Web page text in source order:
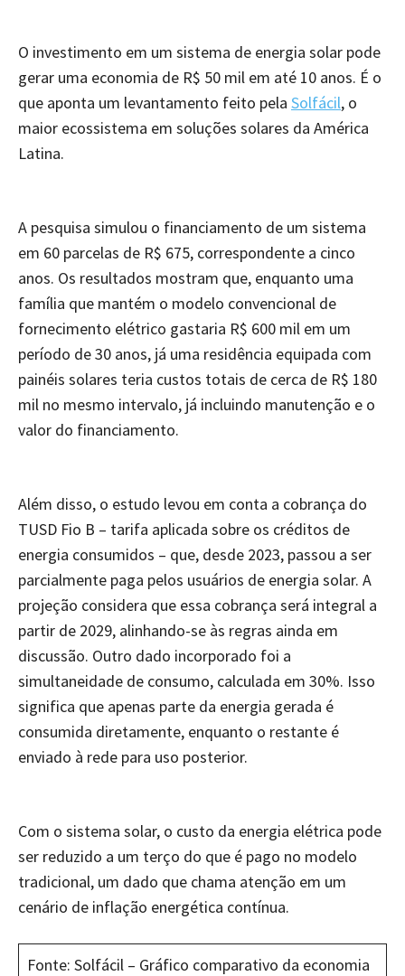
O investimento em um sistema de energia solar pode
gerar uma economia de R$ 50 mil em até 10 anos. É o
que aponta um levantamento feito pela Solfácil, o
maior ecossistema em soluções solares da América
Latina.
A pesquisa simulou o financiamento de um sistema
em 60 parcelas de R$ 675, correspondente a cinco
anos. Os resultados mostram que, enquanto uma
família que mantém o modelo convencional de
fornecimento elétrico gastaria R$ 600 mil em um
período de 30 anos, já uma residência equipada com
painéis solares teria custos totais de cerca de R$ 180
mil no mesmo intervalo, já incluindo manutenção e o
valor do financiamento.
Além disso, o estudo levou em conta a cobrança do
TUSD Fio B – tarifa aplicada sobre os créditos de
energia consumidos – que, desde 2023, passou a ser
parcialmente paga pelos usuários de energia solar. A
projeção considera que essa cobrança será integral a
partir de 2029, alinhando-se às regras ainda em
discussão. Outro dado incorporado foi a
simultaneidade de consumo, calculada em 30%. Isso
significa que apenas parte da energia gerada é
consumida diretamente, enquanto o restante é
enviado à rede para uso posterior.
Com o sistema solar, o custo da energia elétrica pode
ser reduzido a um terço do que é pago no modelo
tradicional, um dado que chama atenção em um
cenário de inflação energética contínua.
Fonte: Solfácil – Gráfico comparativo da economia